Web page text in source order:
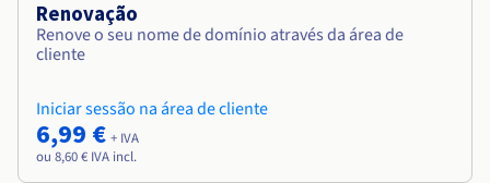
Renovação
Renove o seu nome de domínio através da área de
cliente
Iniciar sessão na área de cliente
6,99 € + IVA
ou 8,60 € IVA incl.